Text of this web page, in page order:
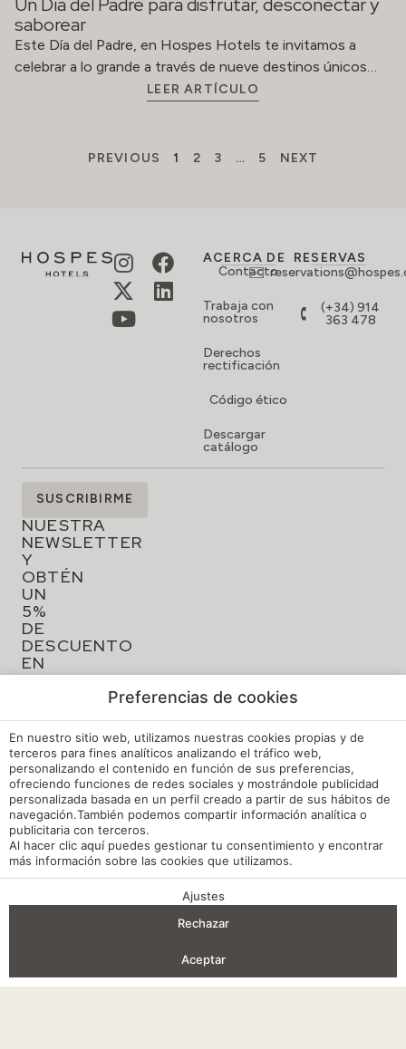
VENTAJAS DE RESERVA
saborear
Este Día del Padre, en Hospes Hotels te invitamos a
celebrar a lo grande a través de nueve destinos únicos…
LEER ARTÍCULO
PREVIOUS 1 2 3 … 5 NEXT
ACERCA DE
Contacto
Trabaja con
nosotros
Derechos
rectificación
Código ético
Descargar
catálogo
RESERVAS
(+34) 914
363 478
SUSCRÍBETE
NUESTRA
NEWSLETTER
Y
OBTÉN
UN
5%
DE
DESCUENTO
EN
TU
SUSCRIBIRME
Aviso legal
Preferencias de cookies
En nuestro sitio web, utilizamos nuestras cookies propias y de
terceros para fines analíticos analizando el tráfico web,
personalizando el contenido en función de sus preferencias,
ofreciendo funciones de redes sociales y mostrándole publicidad
personalizada basada en un perfil creado a partir de sus hábitos de
navegación.También podemos compartir información analítica o
publicitaria con terceros.
Al hacer clic aquípuedes gestionar tu consentimiento y encontrar
más información sobre las cookies que utilizamos.
Ajustes
Rechazar
Aceptar